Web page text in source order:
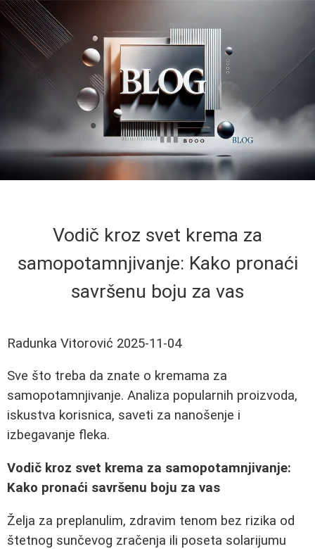
Vodič kroz svet krema za
samopotamnjivanje: Kako pronaći
savršenu boju za vas
Radunka Vitorović 2025-11-04
Sve što treba da znate o kremama za
samopotamnjivanje. Analiza popularnih proizvoda,
iskustva korisnica, saveti za nanošenje i
izbegavanje fleka.
Vodič kroz svet krema za samopotamnjivanje:
Kako pronaći savršenu boju za vas
Želja za preplanulim, zdravim tenom bez rizika od
štetnog sunčevog zračenja ili poseta solarijumu